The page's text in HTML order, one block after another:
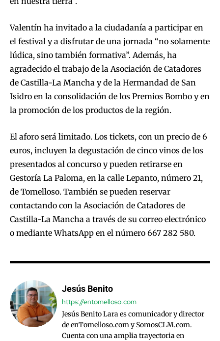
Valentín ha invitado a la ciudadanía a participar en
el festival y a disfrutar de una jornada “no solamente
lúdica, sino también formativa”. Además, ha
agradecido el trabajo de la Asociación de Catadores
de Castilla-La Mancha y de la Hermandad de San
Isidro en la consolidación de los Premios Bombo y en
la promoción de los productos de la región.
El aforo será limitado. Los tickets, con un precio de 6
euros, incluyen la degustación de cinco vinos de los
presentados al concurso y pueden retirarse en
Gestoría La Paloma, en la calle Lepanto, número 21,
de Tomelloso. También se pueden reservar
contactando con la Asociación de Catadores de
Castilla-La Mancha a través de su correo electrónico
o mediante WhatsApp en el número 667 282 580.
Jesús Benito
https://entomelloso.com
Jesús Benito Lara es comunicador y director
de enTomelloso.com y SomosCLM.com.
Cuenta con una amplia trayectoria en